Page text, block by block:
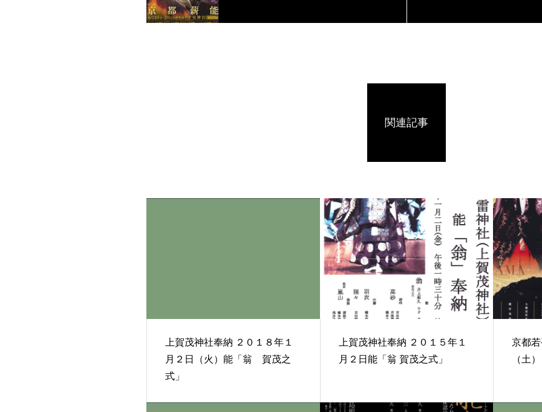
関連記事
上賀茂神社奉納 ２０１８年１
月２日（火）能「翁 賀茂之
式」
上賀茂神社奉納 ２０１５年１
月２日能「翁 賀茂之式」
京都
（土